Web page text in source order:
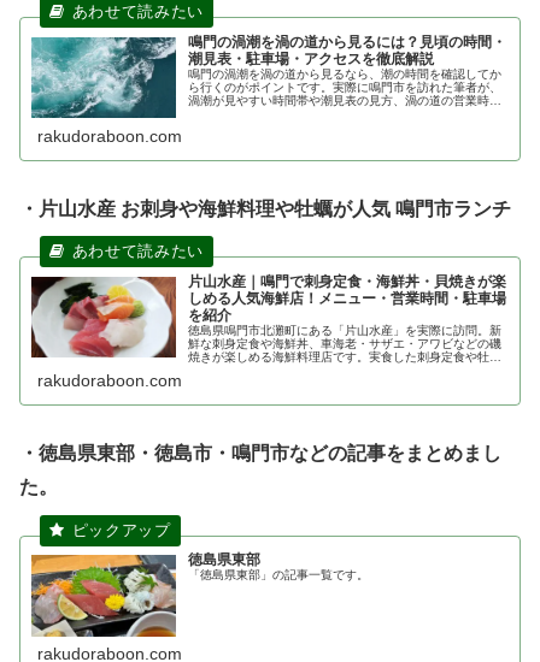
鳴門の渦潮を渦の道から見るには？見頃の時間・
潮見表・駐車場・アクセスを徹底解説
鳴門の渦潮を渦の道から見るなら、潮の時間を確認してか
ら行くのがポイントです。実際に鳴門市を訪れた筆者が、
渦潮が見やすい時間帯や潮見表の見方、渦の道の営業時
rakudoraboon.com
・片山水産 お刺身や海鮮料理や牡蠣が人気 鳴門市ランチ
片山水産｜鳴門で刺身定食・海鮮丼・貝焼きが楽
しめる人気海鮮店！メニュー・営業時間・駐車場
を紹介
徳島県鳴門市北灘町にある「片山水産」を実際に訪問。新
鮮な刺身定食や海鮮丼、車海老・サザエ・アワビなどの磯
焼きが楽しめる海鮮料理店です。実食した刺身定食や牡蠣
rakudoraboon.com
・徳島県東部・徳島市・鳴門市などの記事をまとめまし
た。
徳島県東部
「徳島県東部」の記事一覧です。
rakudoraboon.com